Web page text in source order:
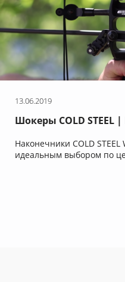
13.06.2019
Шокеры COLD STEEL
Наконечники COLD
идеальным выбором по